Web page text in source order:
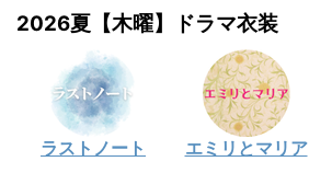
2026夏【木曜】ドラマ衣装
ラストノート エミリとマリア